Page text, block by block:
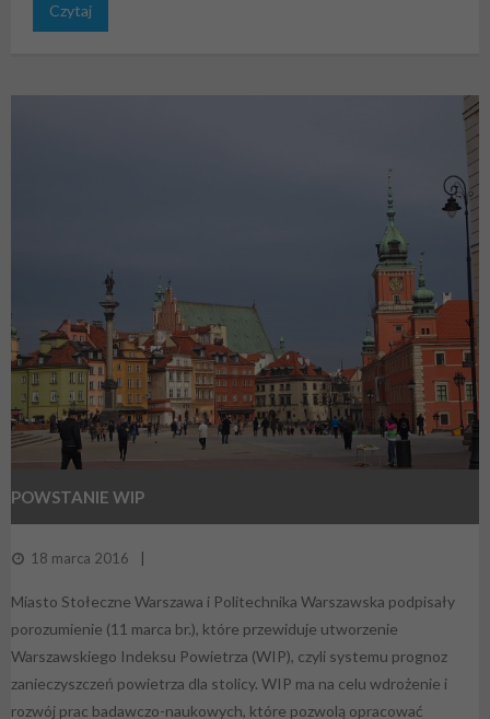
Czytaj
POWSTANIE WIP
18 marca 2016
Miasto Stołeczne Warszawa i Politechnika Warszawska podpisały
porozumienie (11 marca br.), które przewiduje utworzenie
Warszawskiego Indeksu Powietrza (WIP), czyli systemu prognoz
zanieczyszczeń powietrza dla stolicy. WIP ma na celu wdrożenie i
rozwój prac badawczo-naukowych, które pozwolą opracować